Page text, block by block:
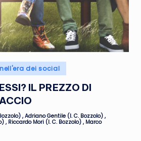
dei social
IL PREZZO DI
, Adriano Gentile (I. C. Bozzolo) ,
, Riccardo Mori (I. C. Bozzolo) , Marco